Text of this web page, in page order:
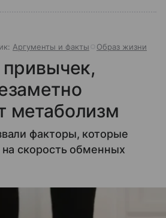
Аргументы и факты Образ жизни
метаболизм
факторы, которые
скорость обменных